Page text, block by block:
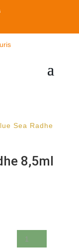
Sea Radhe
8,5ml